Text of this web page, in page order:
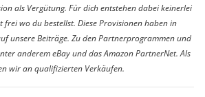
als Vergütung. Für dich entstehen dabei keinerlei
wo du bestellst. Diese Provisionen haben in
unsere Beiträge. Zu den Partnerprogrammen und
anderem eBay und das Amazon PartnerNet. Als
wir an qualifizierten Verkäufen.